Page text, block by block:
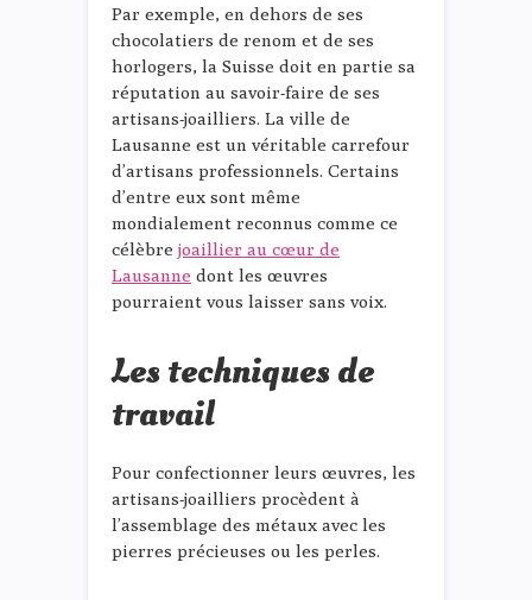
Par exemple, en dehors de ses
chocolatiers de renom et de ses
horlogers, la Suisse doit en partie sa
réputation au savoir-faire de ses
artisans-joailliers. La ville de
Lausanne est un véritable carrefour
d’artisans professionnels. Certains
d’entre eux sont même
mondialement reconnus comme ce
célèbre joaillier au cœur de
Lausanne dont les œuvres
pourraient vous laisser sans voix.
Les techniques de
travail
Pour confectionner leurs œuvres, les
artisans-joailliers procèdent à
l’assemblage des métaux avec les
pierres précieuses ou les perles.